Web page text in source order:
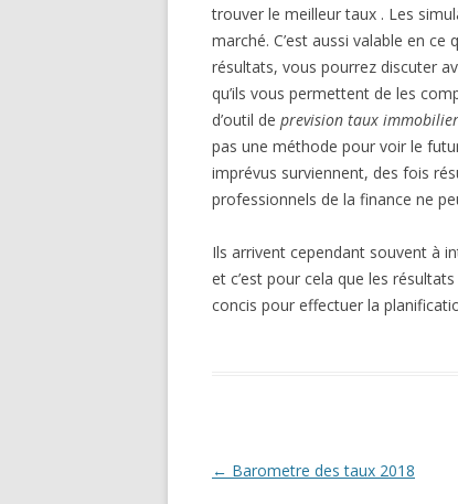
trouver le meilleur taux . Les
marché. C’est aussi valable en
résultats, vous pourrez discuter
qu’ils vous permettent de les
d’outil de prevision taux
pas une méthode pour voir le
imprévus surviennent, des fois
professionnels de la finance ne
Ils arrivent cependant souvent à
et c’est pour cela que les
concis pour effectuer la
Navigation
← Barometre des taux 2018